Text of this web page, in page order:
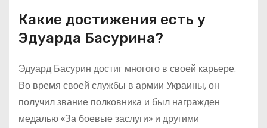
Какие достижения есть у
Эдуарда Басурина?
Эдуард Басурин достиг многого в своей карьере.
Во время своей службы в армии Украины, он
получил звание полковника и был награжден
медалью «За боевые заслуги» и другими